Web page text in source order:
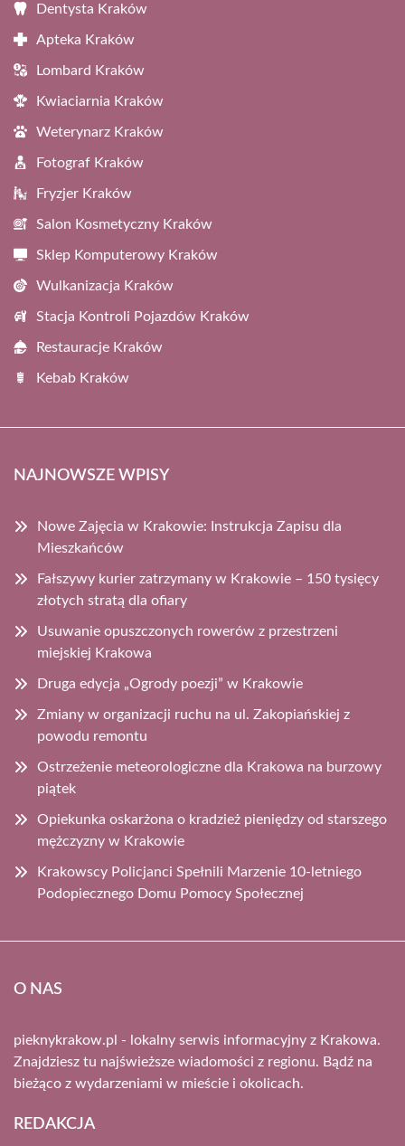
Dentysta Kraków
Apteka Kraków
Lombard Kraków
Kwiaciarnia Kraków
Weterynarz Kraków
Fotograf Kraków
Fryzjer Kraków
Salon Kosmetyczny Kraków
Sklep Komputerowy Kraków
Wulkanizacja Kraków
Stacja Kontroli Pojazdów Kraków
Restauracje Kraków
Kebab Kraków
NAJNOWSZE WPISY
Nowe Zajęcia w Krakowie: Instrukcja Zapisu dla
Mieszkańców
Fałszywy kurier zatrzymany w Krakowie – 150 tysięcy
złotych stratą dla ofiary
Usuwanie opuszczonych rowerów z przestrzeni
miejskiej Krakowa
Druga edycja „Ogrody poezji” w Krakowie
Zmiany w organizacji ruchu na ul. Zakopiańskiej z
powodu remontu
Ostrzeżenie meteorologiczne dla Krakowa na burzowy
piątek
Opiekunka oskarżona o kradzież pieniędzy od starszego
mężczyzny w Krakowie
Krakowscy Policjanci Spełnili Marzenie 10-letniego
Podopiecznego Domu Pomocy Społecznej
O NAS
pieknykrakow.pl - lokalny serwis informacyjny z Krakowa.
Znajdziesz tu najświeższe wiadomości z regionu. Bądź na
bieżąco z wydarzeniami w mieście i okolicach.
REDAKCJA